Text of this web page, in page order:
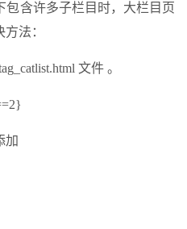
包含许多子栏目时，大栏目页
法：
文件 。
加